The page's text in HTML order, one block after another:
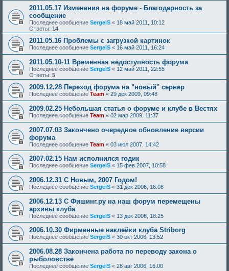
2011.05.17 Изменения на форуме - Благодарность за
сообщение
Последнее сообщение SergeiS « 18 май 2011, 10:12
Ответы: 14
2011.05.16 Проблемы с загрузкой картинок
Последнее сообщение SergeiS « 16 май 2011, 16:24
2011.05.10-11 Временная недоступность форума
Последнее сообщение SergeiS « 12 май 2011, 22:55
Ответы: 5
2009.12.28 Переход форума на "новый" сервер
Последнее сообщение Team « 29 дек 2009, 09:48
2009.02.25 Небольшая статья о форуме и клубе в Вестях
Последнее сообщение Team « 02 мар 2009, 11:37
2007.07.03 Закончено очередное обновление версии
форума
Последнее сообщение Team « 03 июл 2007, 14:42
2007.02.15 Нам исполнился годик
Последнее сообщение SergeiS « 15 фев 2007, 10:58
2006.12.31 С Новым, 2007 Годом!
Последнее сообщение SergeiS « 31 дек 2006, 16:08
2006.12.13 С Фишинг.ру на наш форум перемещены
архивы клуба
Последнее сообщение SergeiS « 13 дек 2006, 18:25
2006.10.30 Фирменные наклейки клуба Striborg
Последнее сообщение SergeiS « 30 окт 2006, 13:52
2006.08.28 Закончена работа по переводу закона о
рыболовстве
Последнее сообщение SergeiS « 28 авг 2006, 16:00